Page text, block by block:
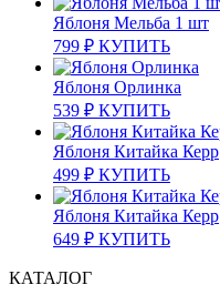
Яблоня Мельба 1 шт
799 ₽ КУПИТЬ
Яблоня Орлинка
539 ₽ КУПИТЬ
Яблоня Китайка Керр
499 ₽ КУПИТЬ
Яблоня Китайка Керр
649 ₽ КУПИТЬ
КАТАЛОГ